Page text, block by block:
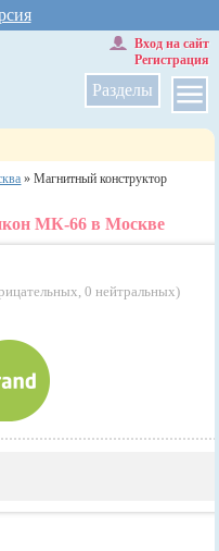
Разделы
Вход на сайт
Регистрация
»Магнитный конструктор
МК-66 в Москве
,0 нейтральных)